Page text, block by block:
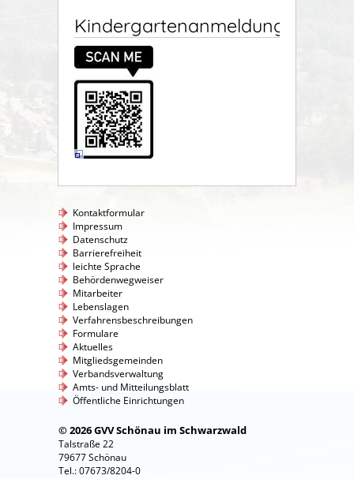
Kindergartenanmeldung
Kontaktformular
Impressum
Datenschutz
Barrierefreiheit
leichte Sprache
Behördenwegweiser
Mitarbeiter
Lebenslagen
Verfahrensbeschreibungen
Formulare
Aktuelles
Mitgliedsgemeinden
Verbandsverwaltung
Amts- und Mitteilungsblatt
Öffentliche Einrichtungen
© 2026 GVV Schönau im Schwarzwald
Talstraße 22
79677 Schönau
Tel.: 07673/8204-0